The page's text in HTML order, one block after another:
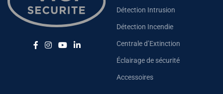
Détection Intrusion
Détection Incendie
Centrale d’Extinction
Éclairage de sécurité
Accessoires